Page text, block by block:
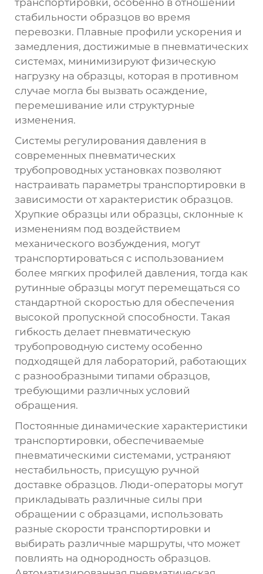
стабильности образцов во время
перевозки. Плавные профили ускорения и
замедления, достижимые в пневматических
системах, минимизируют физическую
нагрузку на образцы, которая в противном
случае могла бы вызвать осаждение,
перемешивание или структурные
изменения.
Системы регулирования давления в
современных пневматических
трубопроводных установках позволяют
настраивать параметры транспортировки в
зависимости от характеристик образцов.
Хрупкие образцы или образцы, склонные к
изменениям под воздействием
механического возбуждения, могут
транспортироваться с использованием
более мягких профилей давления, тогда как
рутинные образцы могут перемещаться со
стандартной скоростью для обеспечения
высокой пропускной способности. Такая
гибкость делает пневматическую
трубопроводную систему особенно
подходящей для лабораторий, работающих
с разнообразными типами образцов,
требующими различных условий
обращения.
Постоянные динамические характеристики
транспортировки, обеспечиваемые
пневматическими системами, устраняют
нестабильность, присущую ручной
доставке образцов. Люди-операторы могут
прикладывать различные силы при
обращении с образцами, использовать
разные скорости транспортировки и
выбирать различные маршруты, что может
повлиять на однородность образцов.